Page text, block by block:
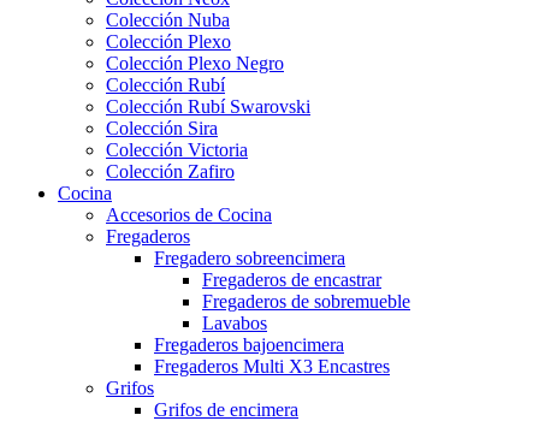
Colección Nuba
Colección Plexo
Colección Plexo Negro
Colección Rubí
Colección Rubí Swarovski
Colección Sira
Colección Victoria
Colección Zafiro
Cocina
Accesorios de Cocina
Fregaderos
Fregadero sobreencimera
Fregaderos de encastrar
Fregaderos de sobremueble
Lavabos
Fregaderos bajoencimera
Fregaderos Multi X3 Encastres
Grifos
Grifos de encimera